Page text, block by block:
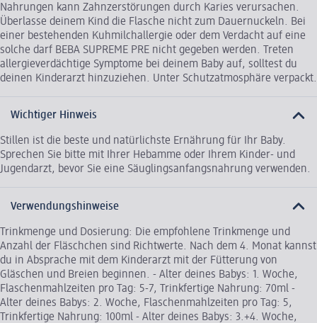
Nahrungen kann Zahnzerstörungen durch Karies verursachen.
Überlasse deinem Kind die Flasche nicht zum Dauernuckeln. Bei
einer bestehenden Kuhmilchallergie oder dem Verdacht auf eine
solche darf BEBA SUPREME PRE nicht gegeben werden. Treten
allergieverdächtige Symptome bei deinem Baby auf, solltest du
deinen Kinderarzt hinzuziehen. Unter Schutzatmosphäre verpackt.
Wichtiger Hinweis
Stillen ist die beste und natürlichste Ernährung für Ihr Baby.
Sprechen Sie bitte mit Ihrer Hebamme oder Ihrem Kinder- und
Jugendarzt, bevor Sie eine Säuglingsanfangsnahrung verwenden.
Verwendungshinweise
Trinkmenge und Dosierung: Die empfohlene Trinkmenge und
Anzahl der Fläschchen sind Richtwerte. Nach dem 4. Monat kannst
du in Absprache mit dem Kinderarzt mit der Fütterung von
Gläschen und Breien beginnen. - Alter deines Babys: 1. Woche,
Flaschenmahlzeiten pro Tag: 5-7, Trinkfertige Nahrung: 70ml -
Alter deines Babys: 2. Woche, Flaschenmahlzeiten pro Tag: 5,
Trinkfertige Nahrung: 100ml - Alter deines Babys: 3.+4. Woche,